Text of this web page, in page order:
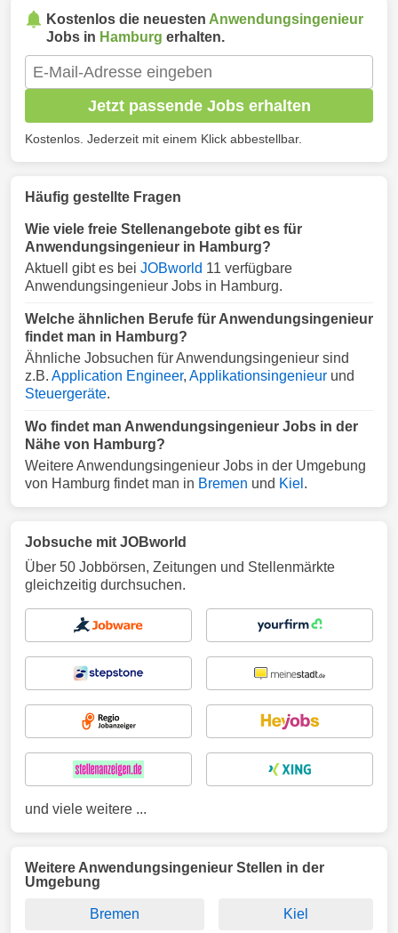
Kostenlos die neuesten Anwendungsingenieur
Jobs in Hamburg erhalten.
Jetzt passende Jobs erhalten
Kostenlos. Jederzeit mit einem Klick abbestellbar.
Häufig gestellte Fragen
Wie viele freie Stellenangebote gibt es für
Anwendungsingenieur in Hamburg?
Aktuell gibt es bei JOBworld 11 verfügbare
Anwendungsingenieur Jobs in Hamburg.
Welche ähnlichen Berufe für Anwendungsingenieur
findet man in Hamburg?
Ähnliche Jobsuchen für Anwendungsingenieur sind
z.B. Application Engineer, Applikationsingenieur und
Steuergeräte.
Wo findet man Anwendungsingenieur Jobs in der
Nähe von Hamburg?
Weitere Anwendungsingenieur Jobs in der Umgebung
von Hamburg findet man in Bremen und Kiel .
Jobsuche mit JOBworld
Über 50 Jobbörsen, Zeitungen und Stellenmärkte
gleichzeitig durchsuchen.
und viele weitere ...
Weitere Anwendungsingenieur Stellen in der
Umgebung
Bremen Kiel